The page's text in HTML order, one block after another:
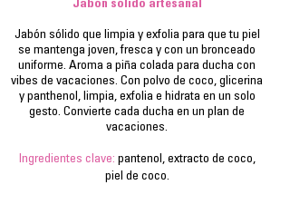
Jabón sólido artesanal
Jabón sólido que limpia y exfolia para que tu piel
se mantenga joven, fresca y con un bronceado
uniforme. Aroma a piña colada para ducha con
vibes de vacaciones. Con polvo de coco, glicerina
y panthenol, limpia, exfolia e hidrata en un solo
gesto. Convierte cada ducha en un plan de
vacaciones.
Ingredientes clave: pantenol, extracto de coco,
piel de coco.